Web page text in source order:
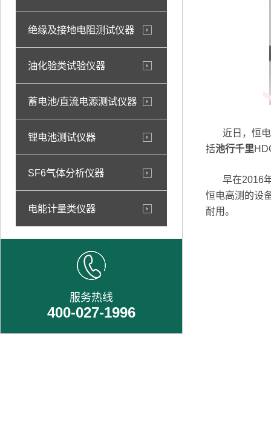
绝缘及接地电阻测试仪器
油化验类试验仪器
蓄电池/直流电源测试仪器
锂电池测试仪器
SF6气体分析仪器
电能计量类仪器
服务热线
400-027-1996
近日，恒电
括池行千里
早在2016年
恒电高测的设
耐用。